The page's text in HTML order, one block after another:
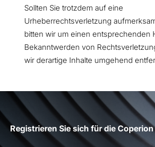
Sollten Sie trotzdem auf eine
Urheberrechtsverletzung
bitten wir um einen entsprechenden
Bekanntwerden von
wir derartige Inhalte umgehend
Registrieren Sie sich für die